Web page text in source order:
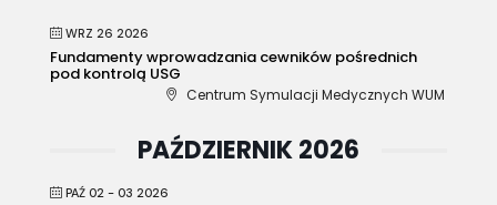
WRZ 26 2026
Fundamenty wprowadzania cewników pośrednich
pod kontrolą USG
Centrum Symulacji Medycznych WUM
PAŹDZIERNIK 2026
PAŹ 02 - 03 2026